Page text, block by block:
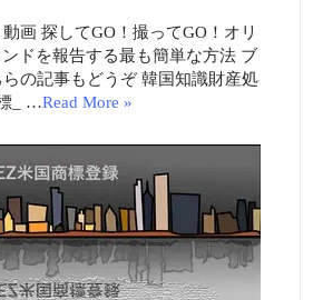
画 探してGO！撮ってGO！オリ
ドを報告する最も簡単な方法 ブ
の記事もどうぞ 韓国知識財産処
_ …Read More »